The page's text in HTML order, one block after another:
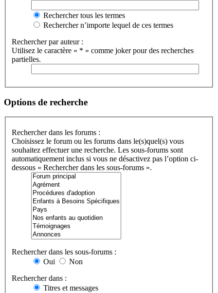
Rechercher tous les termes
Rechercher n’importe lequel de ces termes
Rechercher par auteur :
Utilisez le caractère « * » comme joker pour des recherches
partielles.
Options de recherche
Rechercher dans les forums :
Choisissez le forum ou les forums dans le(s)quel(s) vous
souhaitez effectuer une recherche. Les sous-forums sont
automatiquement inclus si vous ne désactivez pas l’option ci-
dessous « Rechercher dans les sous-forums ».
Rechercher dans les sous-forums :
Oui
Non
Rechercher dans :
Titres et messages